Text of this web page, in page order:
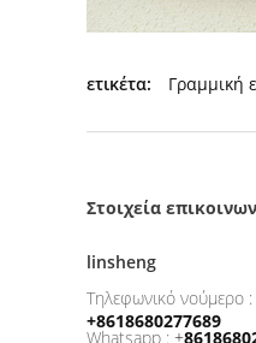
ετικέτα: Γραμμική
Στοιχεία
linsheng
Τηλεφωνικό νούμερο :
+8618680277689
Whatsapp : +